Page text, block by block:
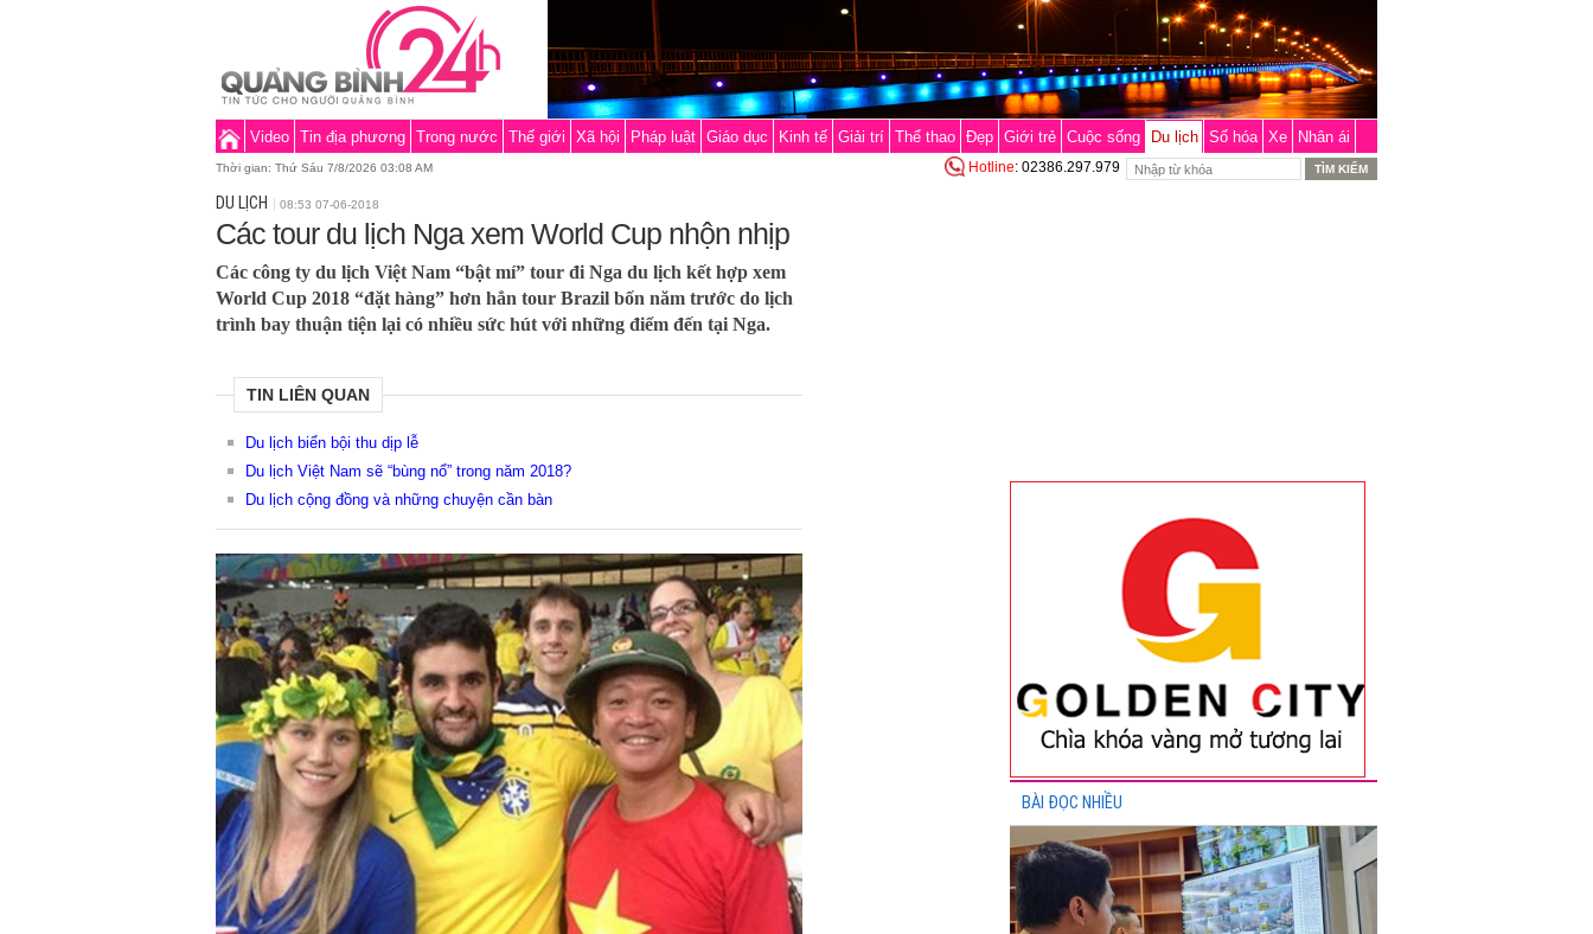
Video Tin địa phương Trong nước Thế giới Xã hội Pháp luật Giáo dục Kinh tế Giải trí Thể thao Đẹp Giới trẻ Cuộc sống Du lịch Số hóa Xe Nhân ái
Thời gian: Thứ Sáu 7/8/2026 03:08 AM Hotline: 02386.297.979
DU LỊCH 08:53 07-06-2018
Các tour du lịch Nga xem World Cup nhộn nhịp
Các công ty du lịch Việt Nam “bật mí” tour đi Nga du lịch kết hợp xem
World Cup 2018 “đặt hàng” hơn hẳn tour Brazil bốn năm trước do lịch
trình bay thuận tiện lại có nhiều sức hút với những điểm đến tại Nga.
TIN LIÊN QUAN
Du lịch biển bội thu dịp lễ
Du lịch Việt Nam sẽ “bùng nổ” trong năm 2018?
Du lịch cộng đồng và những chuyện cần bàn
BÀI ĐỌC NHIỀU